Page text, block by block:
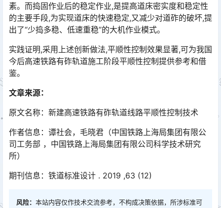
素。而捣固作业后的稳定作业,是提高道床密实度和稳定性
的主要手段,为实现道床的快速稳定,又减少对道砟的破坏,提
出了“少捣多稳、低速重稳”的大机作业模式。󠅅󠅃󠄵󠅂󠄪󠇖󠆨󠆨󠇕󠆞󠆒󠅬󠇘󠆭󠆘󠇙󠆝󠅵󠇗󠆭󠆁󠄐󠇗󠅹󠅸󠇖󠆍󠅳󠇖󠅹󠅰󠇖󠆌󠅹
实践证明,采用上述创新做法,平顺性控制效果显著,可为我国
今后高速铁路有砟轨道施工阶段平顺性控制提供参考和借
鉴。
文章来源：
原文名称：新建高速铁路有砟轨道线路平顺性控制技术
作者信息：谭社会，毛晓君（中国铁路上海局集团有限公
司工务部 ，中国铁路上海局集团有限公司科学技术研究
所）
期刊信息：铁道标准设计 . 2019 ,63 (12)
风险： 本站内容仅作技术交流参考，不构成决策依据，所涉标准可